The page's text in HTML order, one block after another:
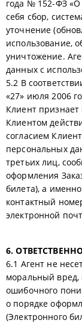
года № 152-ФЗ
себя сбор,
уточнение
использование,
уничтожение.
данных с
5.2 В
«27» июля 2006
Клиент
Клиентом
согласием
персональных
третьих лиц,
оформления
билета), а
контактный
электронной
6.
6.1 Агент не
моральный вред,
ошибочного
о порядке
(Электронного